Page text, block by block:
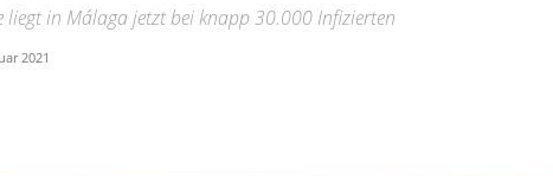
liegt in Málaga jetzt bei knapp 30.000 Infizierten
2021